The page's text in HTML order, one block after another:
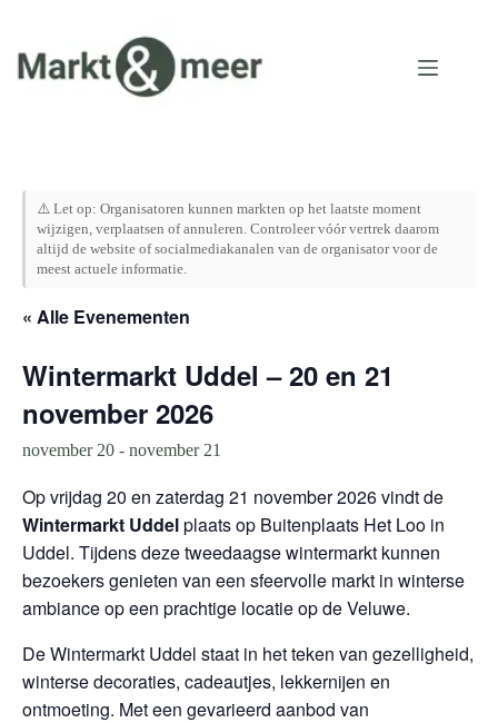
inhoud
⚠️ Let op: Organisatoren kunnen markten op het laatste moment
wijzigen, verplaatsen of annuleren. Controleer vóór vertrek daarom
altijd de website of socialmediakanalen van de organisator voor de
meest actuele informatie.
« Alle Evenementen
Wintermarkt Uddel – 20 en 21
november 2026
november 20 - november 21
Op vrijdag 20 en zaterdag 21 november 2026 vindt de
Wintermarkt Uddelplaats op Buitenplaats Het Loo in
Uddel. Tijdens deze tweedaagse wintermarkt kunnen
bezoekers genieten van een sfeervolle markt in winterse
ambiance op een prachtige locatie op de Veluwe.
De Wintermarkt Uddel staat in het teken van gezelligheid,
winterse decoraties, cadeautjes, lekkernijen en
ontmoeting. Met een gevarieerd aanbod van